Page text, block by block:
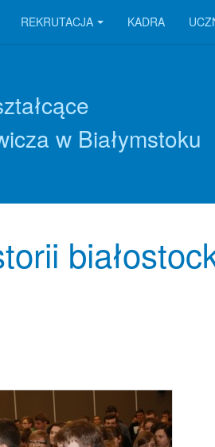
REKRUTACJA KADRA
w Białymstoku